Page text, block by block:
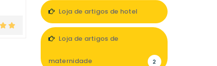
Loja de artigos de hotel
Loja de artigos de
maternidade 2